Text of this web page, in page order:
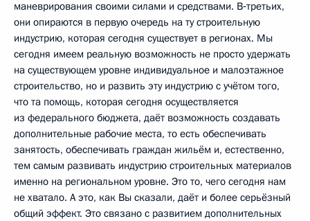
маневрирования своими силами и средствами. В‑третьих,
они опираются в первую очередь на ту строительную
индустрию, которая сегодня существует в регионах. Мы
сегодня имеем реальную возможность не просто удержать
на существующем уровне индивидуальное и малоэтажное
строительство, но и развить эту индустрию с учётом того,
что та помощь, которая сегодня осуществляется
из федерального бюджета, даёт возможность создавать
дополнительные рабочие места, то есть обеспечивать
занятость, обеспечивать граждан жильём и, естественно,
тем самым развивать индустрию строительных материалов
именно на региональном уровне. Это то, чего сегодня нам
не хватало. А это, как Вы сказали, даёт и более серьёзный
общий эффект. Это связано с развитием дополнительных